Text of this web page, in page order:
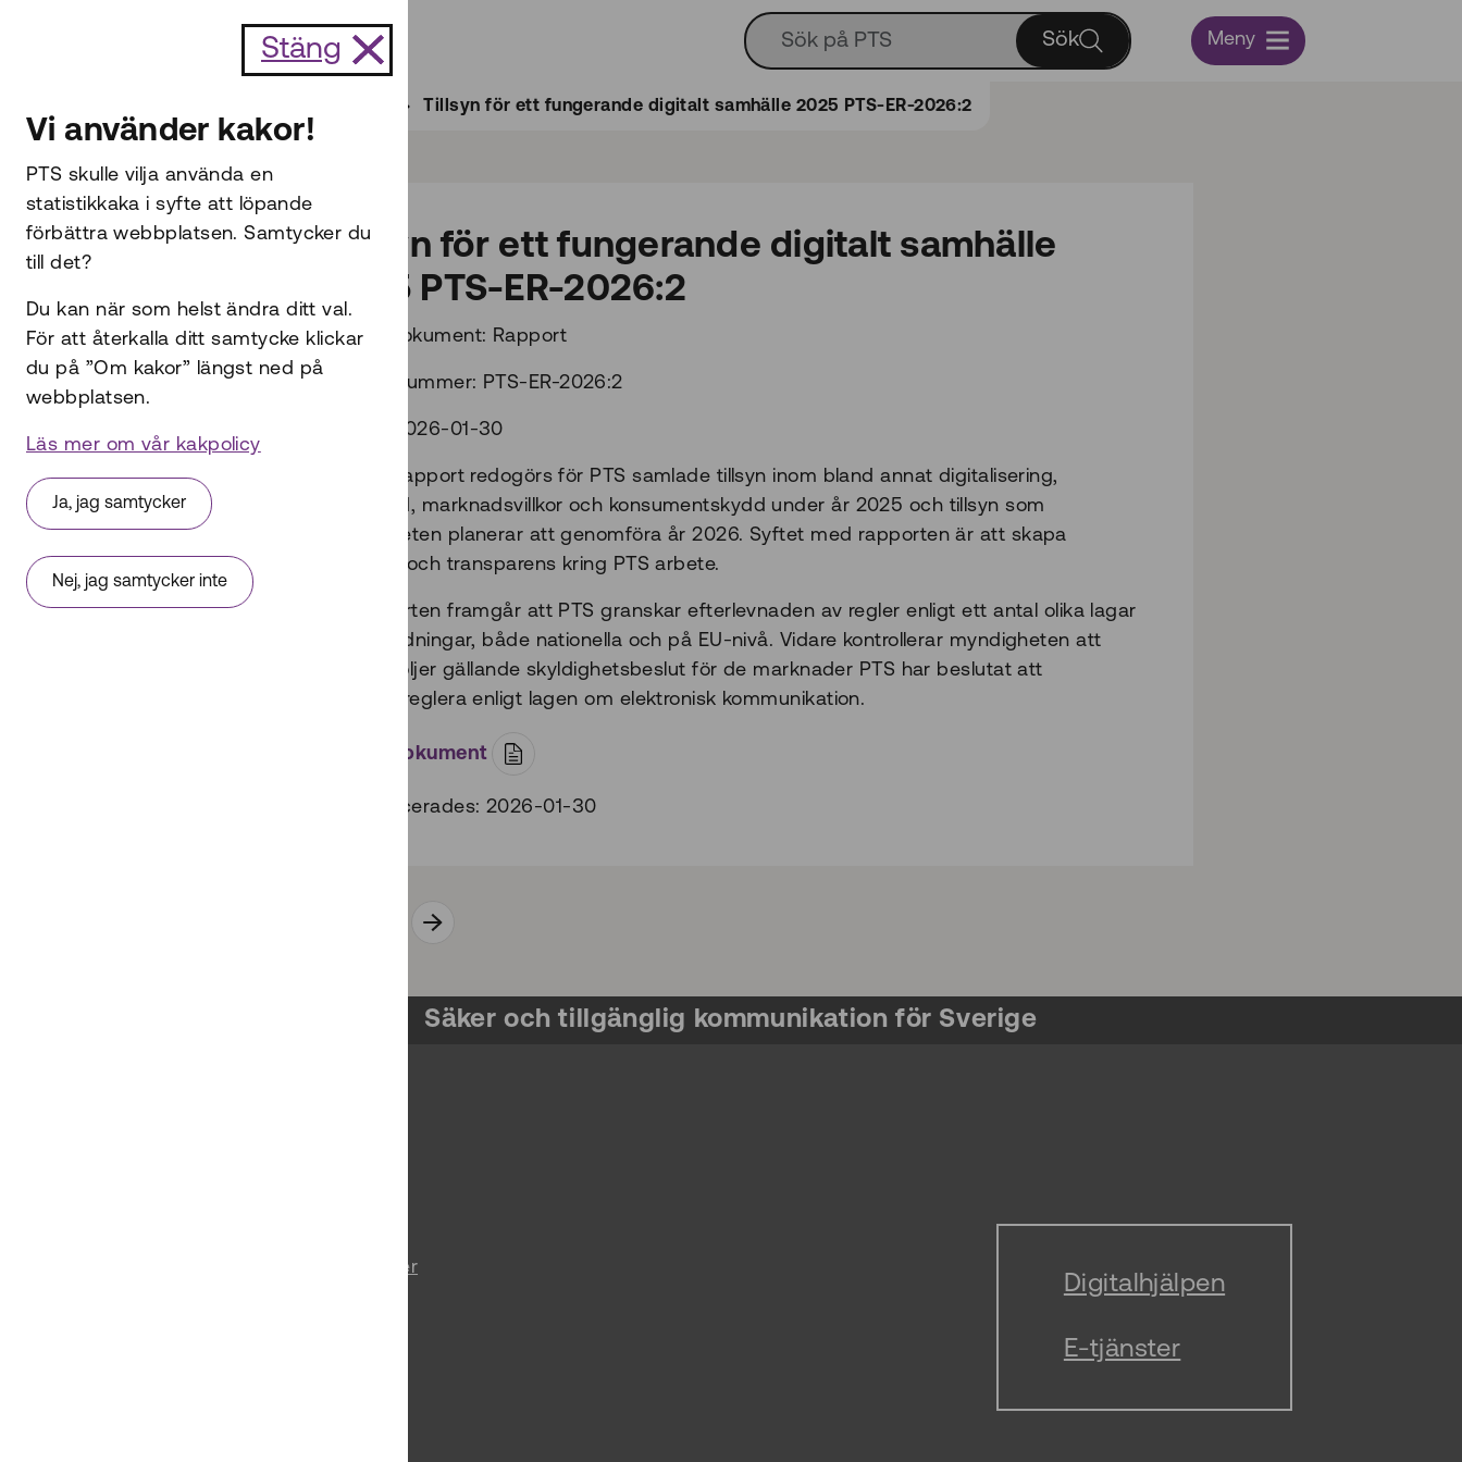
Sök Meny
Tillsyn för ett fungerande digitalt samhälle 2025 PTS-ER-2026:2
Tillsyn för ett fungerande digitalt samhälle
2025 PTS-ER-2026:2
Typ av dokument: Rapport
Rapportnummer: PTS-ER-2026:2
Datum: 2026-01-30
I denna rapport redogörs för PTS samlade tillsyn inom bland annat digitalisering,
bredband, marknadsvillkor och konsumentskydd under år 2025 och tillsyn som
myndigheten planerar att genomföra år 2026. Syftet med rapporten är att skapa
tydlighet och transparens kring PTS arbete.
Av rapporten framgår att PTS granskar efterlevnaden av regler enligt ett antal olika lagar
och förordningar, både nationella och på EU-nivå. Vidare kontrollerar myndigheten att
aktörer följer gällande skyldighetsbeslut för de marknader PTS har beslutat att
förhandsreglera enligt lagen om elektronisk kommunikation.
Öppna dokument
Publicerades: 2026-01-30
Säker och tillgänglig kommunikation för Sverige
Behandling av personuppgifter
Digitalhjälpen
E-tjänster
Stäng
Vi använder kakor!
PTS skulle vilja använda en
statistikkaka i syfte att löpande
förbättra webbplatsen. Samtycker du
till det?
Du kan när som helst ändra ditt val.
För att återkalla ditt samtycke klickar
du på ”Om kakor” längst ned på
webbplatsen.
Läs mer om vår kakpolicy
Ja, jag samtycker
Nej, jag samtycker inte